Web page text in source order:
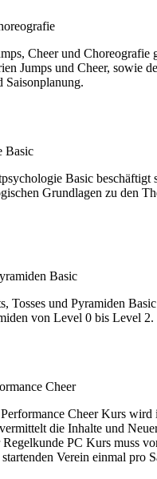
Cheer und Choreografie
Jumps und Cheer, sowie
Saisonplanung.
Basic
Basic beschäftigt
Grundlagen zu den
Basic
Tosses und Pyramiden
von Level 0 bis Level 2.
Cheer
Cheer Kurs wird
die Inhalte und
PC Kurs muss
Verein einmal pro